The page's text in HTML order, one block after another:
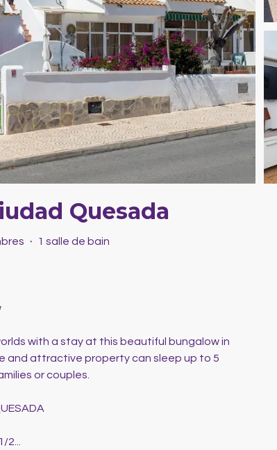
Quesada
· 1 salle de bain
with a stay at this beautiful bungalow in
and attractive property can sleep up to 5
or couples.
2